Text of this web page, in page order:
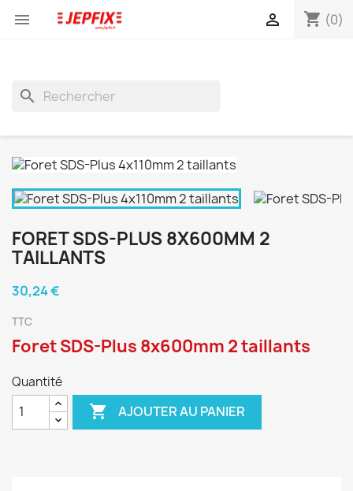
 shopping_cart (0)

search
FORET SDS-PLUS 8X600MM 2
TAILLANTS
30,24 €
TTC
Foret SDS-Plus 8x600mm 2 taillants
Quantité
 AJOUTER AU PANIER